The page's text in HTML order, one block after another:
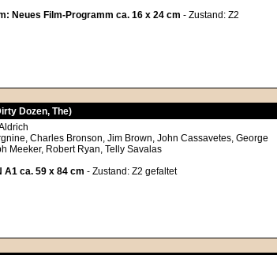
Neues Film-Programm ca. 16 x 24 cm - Zustand: Z2
Dozen, The)
Charles Bronson, Jim Brown, John Cassavetes, George
Meeker, Robert Ryan, Telly Savalas
A1 ca. 59 x 84 cm - Zustand: Z2 gefaltet